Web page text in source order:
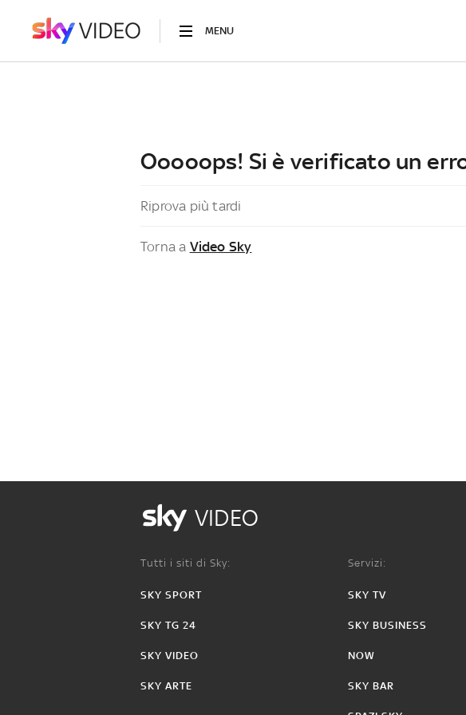
MENU
Ooooops! Si è verificato un
Riprova più tardi
Torna a Video Sky
VIDEO
Tutti i siti di Sky:
SKY SPORT
SKY TG 24
SKY VIDEO
SKY ARTE
Servizi:
SKY TV
SKY BUSINESS
NOW
SKY BAR